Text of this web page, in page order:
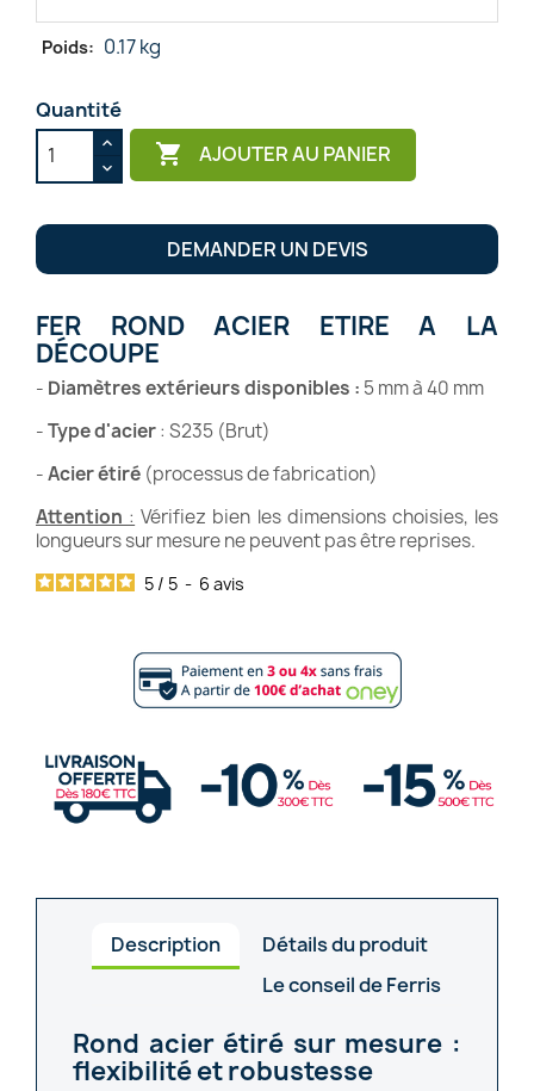
Poids: 0.17 kg
Quantité
 AJOUTER AU PANIER
DEMANDER UN DEVIS
FER ROND ACIER ETIRE A LA
DÉCOUPE
- Diamètres extérieurs disponibles : 5 mm à 40 mm
-Type d'acier: S235 (Brut)
-Acier étiré (processus de fabrication)
Attention : Vérifiez bien les dimensions choisies, les
longueurs sur mesure ne peuvent pas être reprises.
5 / 5 - 6 avis
Description
Détails du produit
Le conseil de Ferris
Rond acier étiré sur mesure :
flexibilité et robustesse